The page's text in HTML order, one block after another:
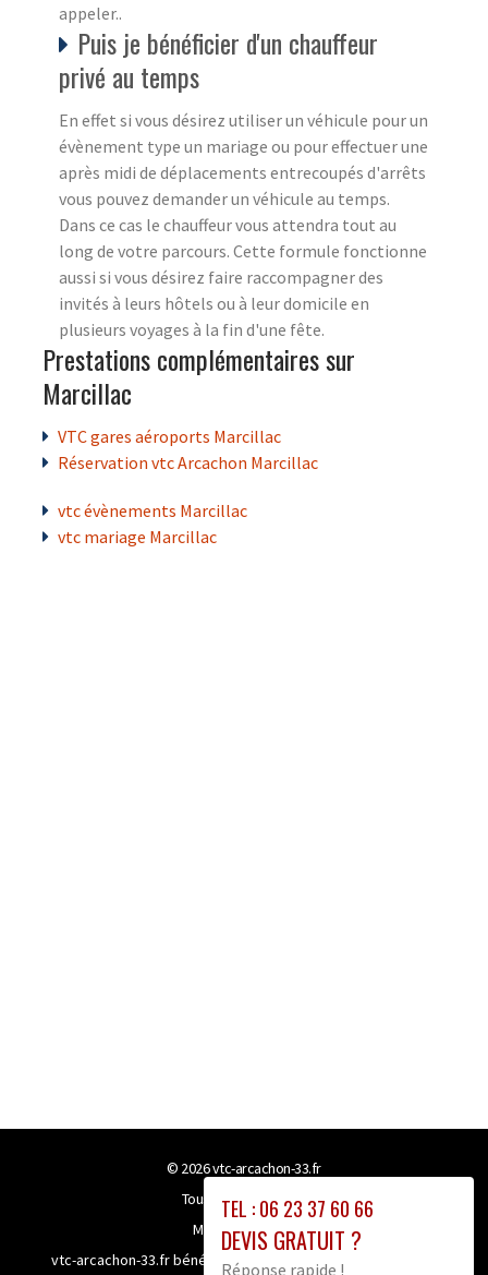
appeler..
Puis je bénéficier d'un chauffeur
privé au temps
En effet si vous désirez utiliser un véhicule pour un
évènement type un mariage ou pour effectuer une
après midi de déplacements entrecoupés d'arrêts
vous pouvez demander un véhicule au temps.
Dans ce cas le chauffeur vous attendra tout au
long de votre parcours. Cette formule fonctionne
aussi si vous désirez faire raccompagner des
invités à leurs hôtels ou à leur domicile en
plusieurs voyages à la fin d'une fête.
Prestations complémentaires sur
Marcillac
VTC gares aéroports Marcillac
Réservation vtc Arcachon Marcillac
vtc évènements Marcillac
vtc mariage Marcillac
TEL : 06 23 37 60 66
DEVIS GRATUIT ?
Réponse rapide !
© 2026vtc-arcachon-33.fr
Tous droits réservés
Mentions légales
vtc-arcachon-33.fr bénéficie de la technologie